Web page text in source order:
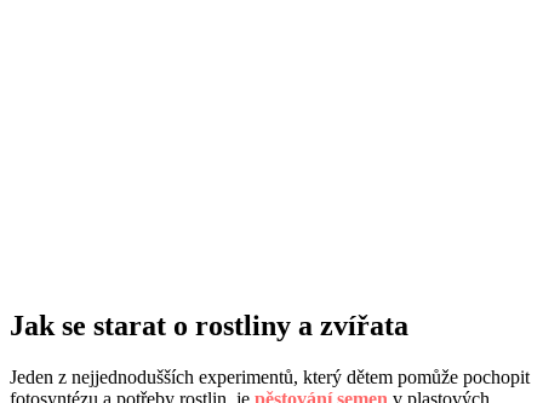
Jak se starat o rostliny a zvířata
Jeden z nejjednodušších experimentů, který dětem pomůže pochopit
fotosyntézu a potřeby rostlin, je pěstování semen v plastových